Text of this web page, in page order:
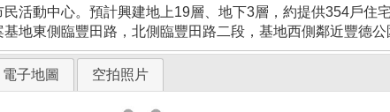
活動中心。預計興建地上19層、地下3層，約提供354戶住宅
地東側臨豐田路，北側臨豐田路二段，基地西側鄰近豐德公
電子地圖 空拍照片